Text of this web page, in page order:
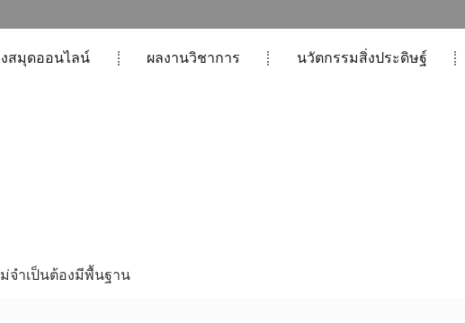
สมุดออนไลน์ ผลงานวิชาการ นวัตกรรมสิ่งประดิษฐ์
จำเป็นต้องมีพื้นฐาน